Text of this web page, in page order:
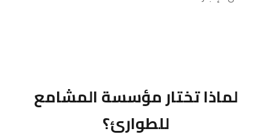
لماذا تختار مؤسسة المشامع
للطوارئ؟